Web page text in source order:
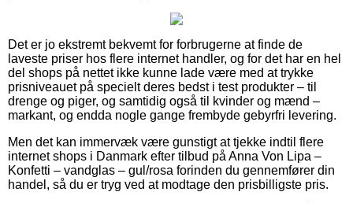
Det er jo ekstremt bekvemt for forbrugerne at finde de
laveste priser hos flere internet handler, og for det har en hel
del shops på nettet ikke kunne lade være med at trykke
prisniveauet på specielt deres bedst i test produkter – til
drenge og piger, og samtidig også til kvinder og mænd –
markant, og endda nogle gange frembyde gebyrfri levering.
Men det kan immervæk være gunstigt at tjekke indtil flere
internet shops i Danmark efter tilbud på Anna Von Lipa –
Konfetti – vandglas – gul/rosa forinden du gennemfører din
handel, så du er tryg ved at modtage den prisbilligste pris.